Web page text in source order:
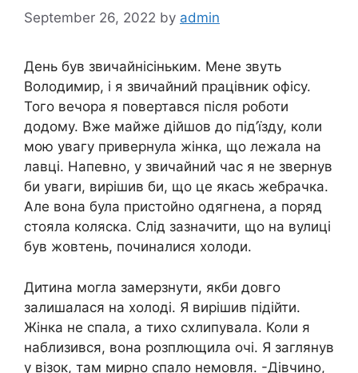
September 26, 2022 by admin
День був звичайнісіньким. Мене звуть
Володимир, і я звичайний працівник офісу.
Того вечора я повертався після роботи
додому. Вже майже дійшов до під’їзду, коли
мою увагу привернула жінка, що лежала на
лавці. Напевно, у звичайний час я не звернув
би уваги, вирішив би, що це якась жебрачка.
Але вона була пристойно одягнена, а поряд
стояла коляска. Слід зазначити, що на вулиці
був жовтень, починалися холоди.
Дитина могла замерзнути, якби довго
залишалася на холоді. Я вирішив підійти.
Жінка не спала, а тихо схлипувала. Коли я
наблизився, вона розплющила очі. Я заглянув
у візок, там мирно спало немовля. -Дівчино,